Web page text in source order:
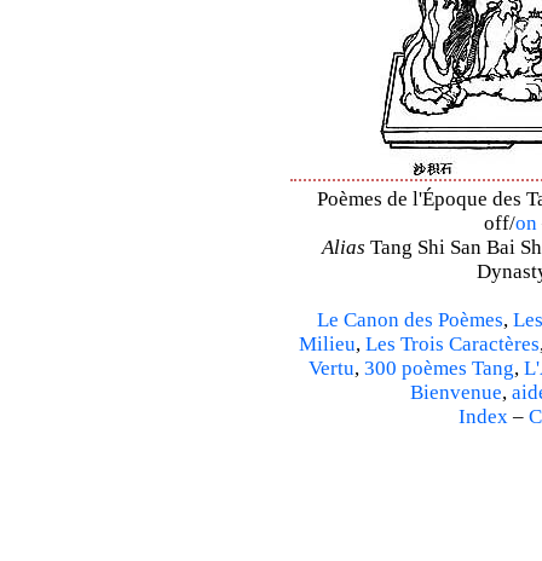
Poèmes de l'Époque des
off/on
Alias Tang Shi San Bai
Le Canon des Poèmes,
Milieu, Les Trois Caractères
Vertu, 300 poèmes Tang,
Bienvenue,
Index–